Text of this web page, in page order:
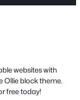
websites with
Ollie block theme.
free today!